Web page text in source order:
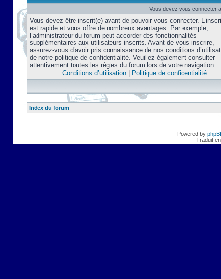
Vous devez vous connecter
Vous devez être inscrit(e) avant de pouvoir vous connecter.
est rapide et vous offre de nombreux avantages. Par exemple,
l’administrateur du forum peut accorder des fonctionnalités
supplémentaires aux utilisateurs inscrits. Avant de vous inscrire,
assurez-vous d’avoir pris connaissance de nos conditions
de notre politique de confidentialité. Veuillez également consulter
attentivement toutes les règles du forum lors de votre navigation.
Conditions d’utilisation| Politique de confidentialité
Index du forum
Powered by
Traduit